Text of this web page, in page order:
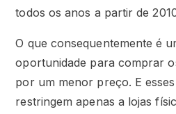
todos os anos a partir de
O que consequentemente é
oportunidade para comprar
por um menor preço. E
restringem apenas a lojas